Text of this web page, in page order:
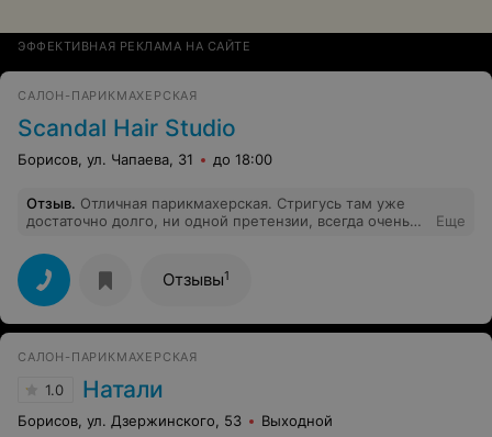
ЭФФЕКТИВНАЯ РЕКЛАМА НА САЙТЕ
САЛОН-ПАРИКМАХЕРСКАЯ
Scandal Hair Studio
Борисов, ул. Чапаева, 31 до 18:00
Отзыв. Отличная парикмахерская. Стригусь там уже
достаточно долго, ни одной претензии, всегда очень
повыше чем в других парикмахерских города, но оно
того стоит, всегда отличный результат.
Еще
Отзывы1
САЛОН-ПАРИКМАХЕРСКАЯ
1.0 Натали
Борисов, ул. Дзержинского, 53 Выходной